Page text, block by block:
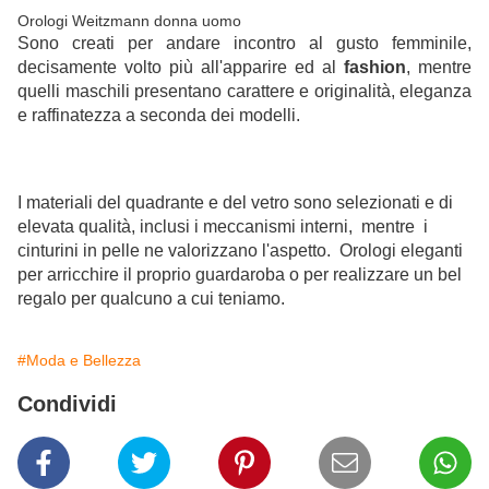
Orologi Weitzmann donna uomo
Sono creati per andare incontro al gusto femminile,
decisamente volto più all'apparire ed al
fashion, mentre
quelli maschili presentano carattere e originalità, eleganza
e raffinatezza a seconda dei modelli.
I materiali del quadrante e del vetro sono selezionati e di
elevata qualità, inclusi i meccanismi interni, mentre i
cinturini in pelle ne valorizzano l'aspetto. Orologi eleganti
per arricchire il proprio guardaroba o per realizzare un bel
regalo per qualcuno a cui teniamo.
#Moda e Bellezza
Condividi